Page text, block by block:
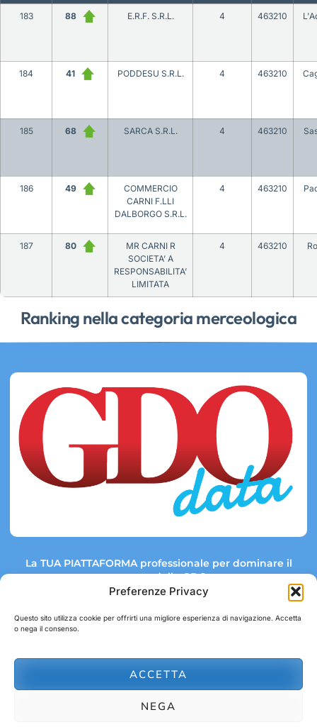
Preferenze Privacy
Questo sito utilizza cookie per offrirti una migliore esperienza di navigazione. Accetta
o nega il consenso.
ACCETTA
NEGA
Ranking nella categoria merceologica
183 88 E.R.F. S.R.L. 4 463210
184 41 PODDESU S.R.L. 4 463210
185 68 SARCA S.R.L. 4 463210
186 49
COMMERCIO
CARNI F.LLI
DALBORGO S.R.L.
4 463210
187 80
MR CARNI R
SOCIETA’ A
RESPONSABILITA’
LIMITATA
4 463210
La TUA PIATTAFORMA professionale per dominare il
mercato della GDO.
Link rapidi:
abbonamenti@gdodata.it